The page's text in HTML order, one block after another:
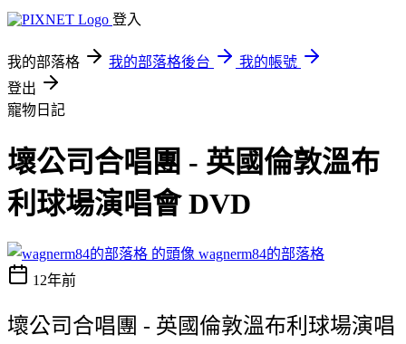
登入
我的部落格 我的部落格後台
我的帳號
登出
寵物日記
壞公司合唱團 - 英國倫敦溫布
利球場演唱會 DVD
wagnerm84的部落格
12年前
壞公司合唱團 - 英國倫敦溫布利球場演唱